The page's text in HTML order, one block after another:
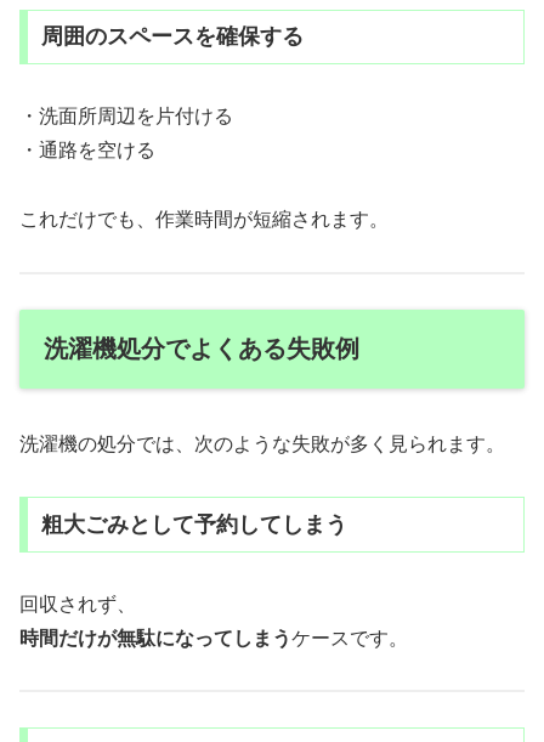
周囲のスペースを確保する
・洗面所周辺を片付ける
・通路を空ける
これだけでも、作業時間が短縮されます。
洗濯機処分でよくある失敗例
洗濯機の処分では、次のような失敗が多く見られます。
粗大ごみとして予約してしまう
回収されず、
時間だけが無駄になってしまうケースです。